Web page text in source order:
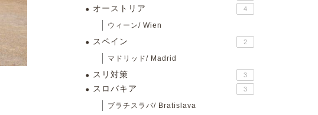
オーストリア 4
ウィーン/ Wien
スペイン 2
マドリッド/ Madrid
スリ対策 3
スロバキア 3
ブラチスラバ/ Bratislava